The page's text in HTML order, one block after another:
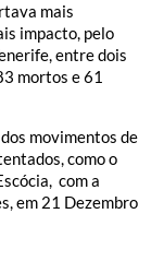
mais
impacto, pelo
entre dois
mortos e 61
movimentos de
como o
com a
em 21 Dezembro